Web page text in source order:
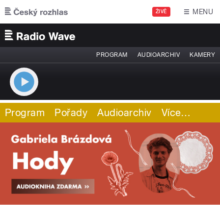
Přejít k hlavnímu obsahu
ŽIVĚ MENU
PROGRAM AUDIOARCHIV KAMERY
Program Pořady Audioarchiv Více…